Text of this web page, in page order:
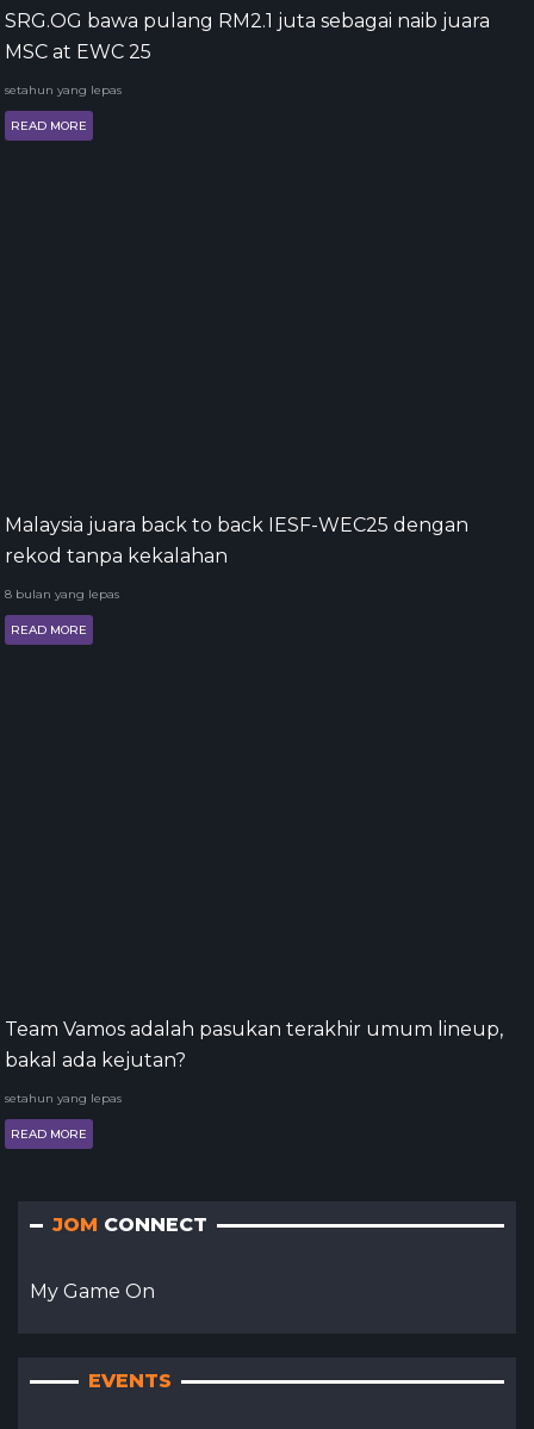
SRG.OG bawa pulang RM2.1 juta sebagai naib juara
MSC at EWC 25
setahun yang lepas
READ MORE
Malaysia juara back to back IESF-WEC25 dengan
rekod tanpa kekalahan
8 bulan yang lepas
READ MORE
Team Vamos adalah pasukan terakhir umum lineup,
bakal ada kejutan?
setahun yang lepas
READ MORE
JOM CONNECT
My Game On
EVENTS